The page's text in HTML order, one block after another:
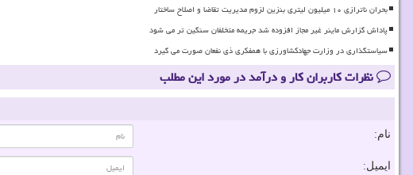
بحران ناترازی ۱۰ میلیون لیتری بنزین لزوم مدیریت تقاضا و اصلاح ساختار
پاداش گزارش ماینر غیر مجاز افزوده شد جریمه متخلفان سنگین تر می شود
سیاستگذاری در وزارت جهادکشاورزی با همفکری ذی نفعان صورت می گیرد
نظرات کاربران کار و درآمد در مورد این مطلب
نام:
ایمیل: